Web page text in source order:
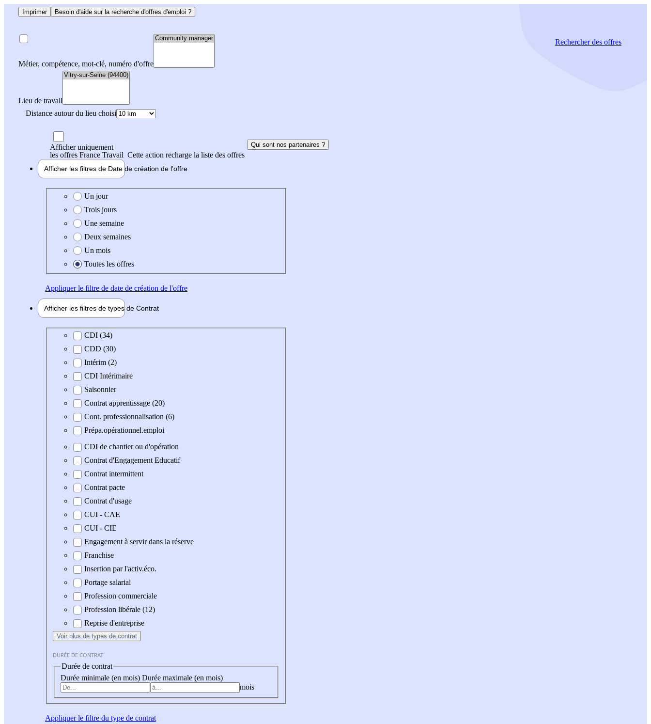
Imprimer Besoin d'aide sur la recherche d'offres d'emploi ?
Métier, compétence, mot-clé, numéro d'offre
Lieu de travail
Distance autour du lieu choisi
Rechercherdes offres
Afficher uniquement
les offres France Travail Cette action recharge la liste des offres
Qui sont nos partenaires ?
Afficher les filtres de Date de création de l'offre
Date de création de l'offre
Un jour
Trois jours
Une semaine
Deux semaines
Un mois
Toutes les offres
Appliquerle filtre de date de création de l'offre
Afficher les filtres de types de Contrat
Type de contratCDI (34)
CDD (30)
Intérim (2)
CDI Intérimaire
Saisonnier
Contrat apprentissage (20)
Cont. professionnalisation (6)
Prépa.opérationnel.emploi
CDI de chantier ou d'opération
Contrat d'Engagement Educatif
Contrat intermittent
Contrat pacte
Contrat d'usage
CUI - CAE
CUI - CIE
Engagement à servir dans la réserve
Franchise
Insertion par l'activ.éco.
Portage salarial
Profession commerciale
Profession libérale (12)
Reprise d'entreprise
Voir plus de types de contrat
DURÉE DE CONTRAT
Durée de contrat
Durée minimale (en mois) Durée maximale (en mois)
mois
Appliquerle filtre du type de contrat